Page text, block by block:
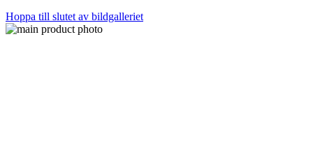
Hoppa till slutet av bildgalleriet